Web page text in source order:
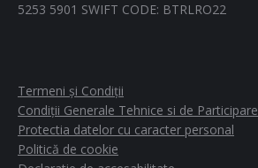
5253 5901 SWIFT CODE: BTRLRO22
Termeni și Condiții
Condiții Generale Tehnice si de Participare
Protectia datelor cu caracter personal
Politică de cookie